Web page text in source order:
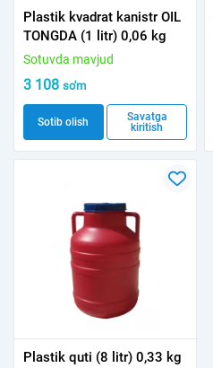
Plastik kvadrat kanistr OIL
TONGDA (1 litr) 0,06 kg
Sotuvda mavjud
3 108 so'm
Sotib olish
Savatga
kiritish
Plastik quti (8 litr) 0,33 kg